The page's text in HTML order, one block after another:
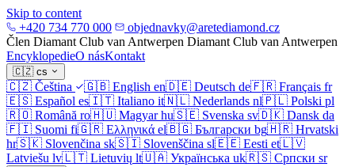
Skip to content
+420 734 770 000
objednavky@aretediamond.cz
Člen Diamant Club van Antwerpen Diamant Club van Antwerpen
EncyklopedieO násKontakt
🇨🇿 cs
🇨🇿 Čeština 🇬🇧 English en🇩🇪 Deutsch de🇫🇷 Français fr
🇪🇸 Español es🇮🇹 Italiano it🇳🇱 Nederlands nl🇵🇱 Polski pl
🇷🇴 Română ro🇭🇺 Magyar hu🇸🇪 Svenska sv🇩🇰 Dansk da
🇫🇮 Suomi fi🇬🇷 Ελληνικά el🇧🇬 Български bg🇭🇷 Hrvatski
hr🇸🇰 Slovenčina sk🇸🇮 Slovenščina sl🇪🇪 Eesti et🇱🇻
Latviešu lv🇱🇹 Lietuvių lt🇺🇦 Українська uk🇷🇸 Српски sr